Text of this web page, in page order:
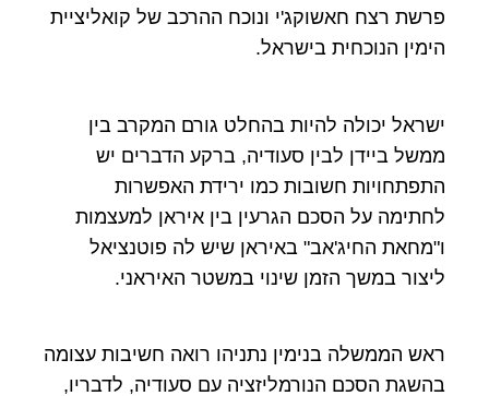
פרשת רצח חאשוקג'י ונוכח ההרכב של קואליציית
הימין הנוכחית בישראל.
ישראל יכולה להיות בהחלט גורם המקרב בין
ממשל ביידן לבין סעודיה, ברקע הדברים יש
התפתחויות חשובות כמו ירידת האפשרות
לחתימה על הסכם הגרעין בין איראן למעצמות
ו"מחאת החיג'אב" באיראן שיש לה פוטנציאל
ליצור במשך הזמן שינוי במשטר האיראני.
ראש הממשלה בנימין נתניהו רואה חשיבות עצומה
בהשגת הסכם הנורמליזציה עם סעודיה, לדבריו,